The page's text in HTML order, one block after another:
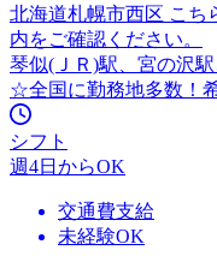
北海道札幌市西区 こち
内をご確認ください。
琴似(ＪＲ)駅、宮の沢
☆全国に勤務地多数！
シフト
週4日からOK
交通費支給
未経験OK